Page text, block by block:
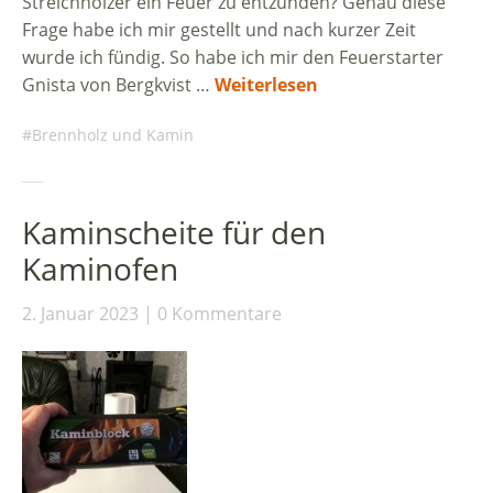
Frage habe ich mir gestellt und nach kurzer Zeit
wurde ich fündig. So habe ich mir den Feuerstarter
Gnista von Bergkvist … Weiterlesen
Brennholz und Kamin
Kaminscheite für den
Kaminofen
2. Januar 2023 0 Kommentare